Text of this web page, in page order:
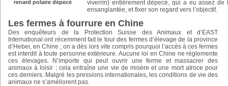
renard polaire dépecé
viverrin) entièrement dépecé, qui a eu assez
ensanglantée, et fixer son regard vers l’objectif.
Les fermes à fourrure en Chine
Des enquêteurs de la Protection Suisse des Animaux et d’EAST
International ont récemment fait le tour des fermes d’élevage de la province
d’Hebei, en Chine ; on a dès lors vite compris pourquoi l’accès à ces fermes
est interdit à toute personne extérieure. Aucune loi en Chine ne réglemente
ces élevages. N’importe qui peut ouvrir une ferme et massacrer des
animaux à loisir ; cela entraîne une vie de misère et une mort atroce pour
ces derniers. Malgré les pressions internationales, les conditions de vie des
animaux ne s’améliorent pas.